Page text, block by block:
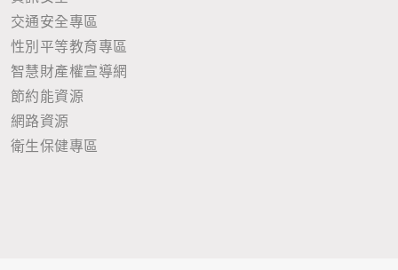
交通安全專區
性別平等教育專區
智慧財產權宣導網
節約能資源
網路資源
衛生保健專區